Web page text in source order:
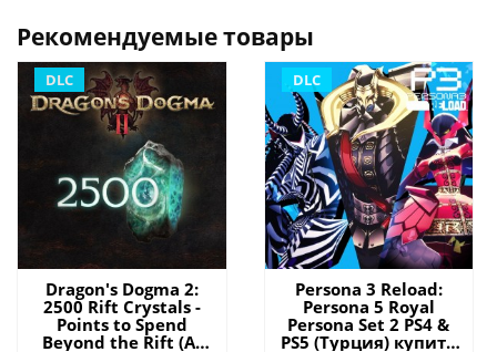
Рекомендуемые товары
DLC
Dragon's Dogma 2:
2500 Rift Crystals -
Points to Spend
Beyond the Rift (A)
DLC
Persona 3 Reload:
Persona 5 Royal
Persona Set 2 PS4 &
PS5 (Турция) купить